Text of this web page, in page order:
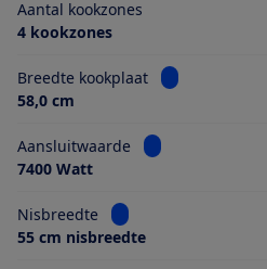
Aantal kookzones
4 kookzones
Breedte kookplaat
Bekijk
58,0 cm
Aansluitwaarde
Bekijk informatie
7400 Watt
Nisbreedte
Bekijk informatie
55 cm nisbreedte